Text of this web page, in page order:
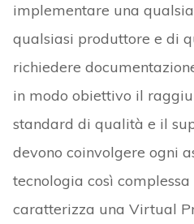
implementare una
qualsiasi produttore e di
richiedere
in modo obiettivo il
standard di qualità e il
devono coinvolgere ogni
tecnologia così
caratterizza una Virtual